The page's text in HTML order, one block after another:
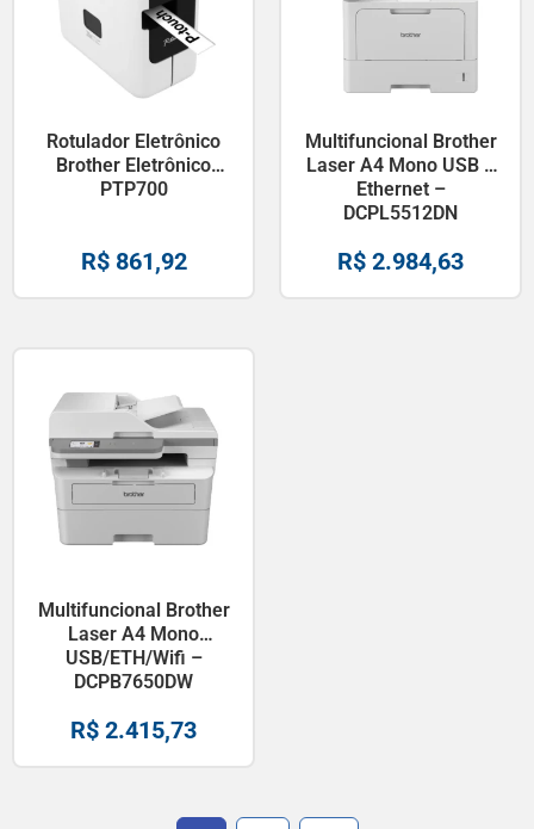
Rotulador Eletrônico
Brother Eletrônico
PTP700
R$861,92
Multifuncional Brother
Laser A4 Mono USB e
Ethernet –
DCPL5512DN
R$ 2.984,63
Multifuncional Brother
Laser A4 Mono
USB/ETH/Wifi –
DCPB7650DW
R$ 2.415,73